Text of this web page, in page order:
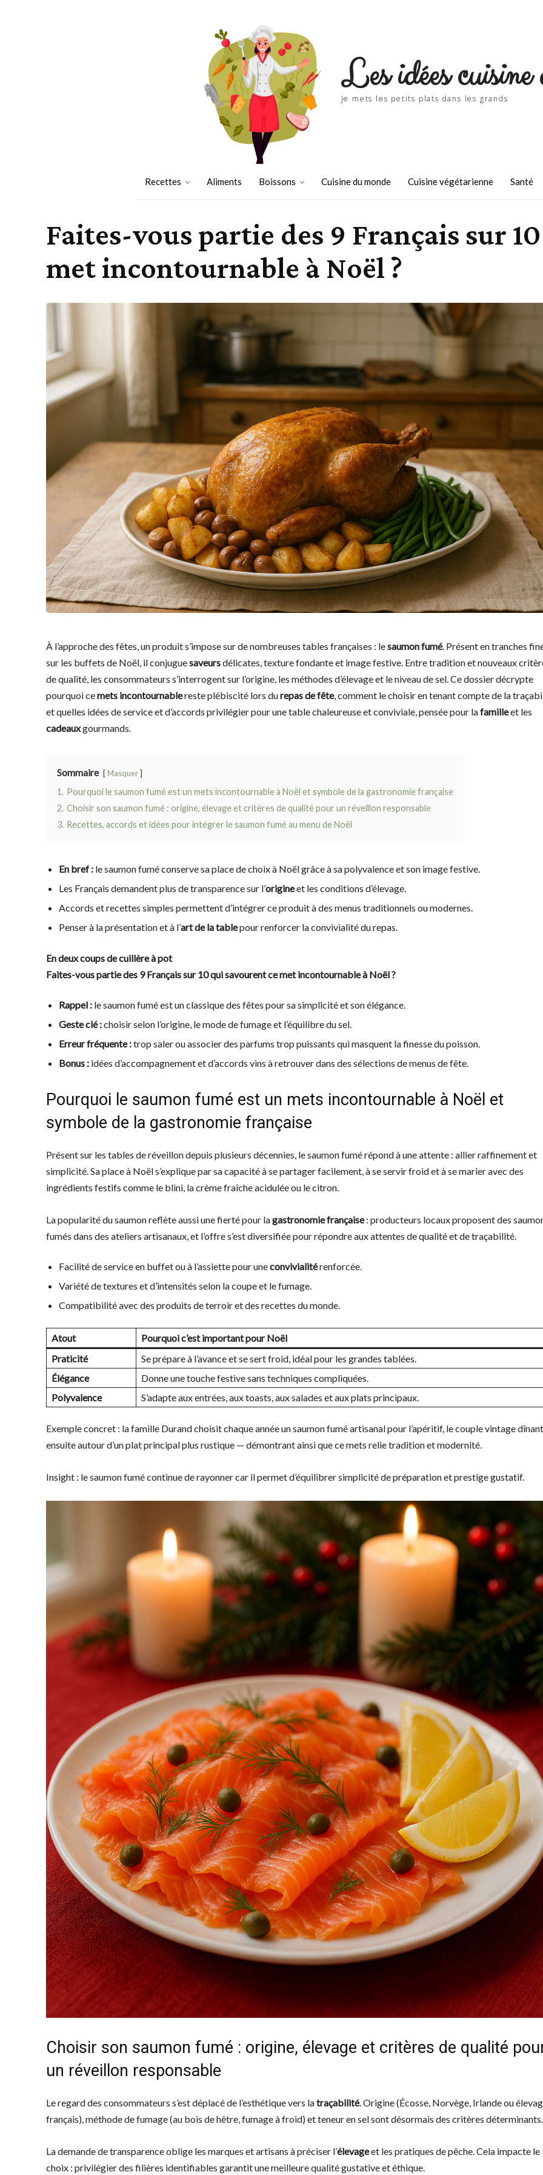
Les idées cuisine
Je mets les petits plats dans les grands
Recettes Aliments Boissons Cuisine du monde Cuisine végétarienne Santé
Faites-vous partie des 9 Français sur
met incontournable à Noël ?
À l’approche des fêtes, un produit s’impose sur de nombreuses tables françaises : lesaumon fumé. Présent en tranches
sur les buffets de Noël, il conjuguesaveursdélicates, texture fondante et image festive. Entre tradition et nouveaux
de qualité, les consommateurs s’interrogent sur l’origine, les méthodes d’élevage et le niveau de sel. Ce dossier décrypte
pourquoi cemets incontournablereste plébiscité lors durepas de fête, comment le choisir en tenant compte de la
et quelles idées de service et d’accords privilégier pour une table chaleureuse et conviviale, pensée pour lafamilleet les
cadeauxgourmands.
Sommaire Masquer
1. Pourquoi le saumon fumé est un mets incontournable à Noël et symbole de la gastronomie française
2. Choisir son saumon fumé : origine, élevage et critères de qualité pour un réveillon responsable
3. Recettes, accords et idées pour intégrer le saumon fumé au menu de Noël
En bref : le saumon fumé conserve sa place de choix à Noël grâce à sa polyvalence et son image festive.
Les Français demandent plus de transparence sur l’origineet les conditions d’élevage.
Accords et recettes simples permettent d’intégrer ce produit à des menus traditionnels ou modernes.
Penser à la présentation et à l’art de la tablepour renforcer la convivialité du repas.
En deux coups de cuillère à pot
Faites-vous partie des 9 Français sur 10 qui savourent ce met incontournable à Noël ?
Rappel : le saumon fumé est un classique des fêtes pour sa simplicité et son élégance.
Geste clé :choisir selon l’origine, le mode de fumage et l’équilibre du sel.
Erreur fréquente :trop saler ou associer des parfums trop puissants qui masquent la finesse du poisson.
Bonus : idées d’accompagnement et d’accords vins à retrouver dans des sélections de menus de fête.
Pourquoi le saumon fumé est un mets incontournable à Noël et
symbole de la gastronomie française
Présent sur les tables de réveillon depuis plusieurs décennies, le saumon fumé répond à une attente : allier raffinement et
simplicité. Sa place à Noël s’explique par sa capacité à se partager facilement, à se servir froid et à se marier avec des
ingrédients festifs comme le blini, la crème fraîche acidulée ou le citron.
La popularité du saumon reflète aussi une fierté pour lagastronomie française: producteurs locaux proposent des
fumés dans des ateliers artisanaux, et l’offre s’est diversifiée pour répondre aux attentes de qualité et de traçabilité.
Facilité de service en buffet ou à l’assiette pour uneconvivialitérenforcée.
Variété de textures et d’intensités selon la coupe et le fumage.
Compatibilité avec des produits de terroir et des recettes du monde.
Atout
Pourquoi c’est important pour Noël
Praticité
Se prépare à l’avance et se sert froid, idéal pour les grandes tablées.
Élégance
Donne une touche festive sans techniques compliquées.
Polyvalence
S’adapte aux entrées, aux toasts, aux salades et aux plats principaux.
Exemple concret : la famille Durand choisit chaque année un saumon fumé artisanal pour l’apéritif, le couple vintage dînant
ensuite autour d’un plat principal plus rustique — démontrant ainsi que ce mets relie tradition et modernité.
Insight : le saumon fumé continue de rayonner car il permet d’équilibrer simplicité de préparation et prestige gustatif.
Choisir son saumon fumé : origine, élevage et critères de qualité
un réveillon responsable
Le regard des consommateurs s’est déplacé de l’esthétique vers latraçabilité. Origine (Écosse, Norvège, Irlande ou
français), méthode de fumage (au bois de hêtre, fumage à froid) et teneur en sel sont désormais des critères déterminants.
La demande de transparence oblige les marques et artisans à préciser l’élevageet les pratiques de pêche. Cela impacte le
choix : privilégier des filières identifiables garantit une meilleure qualité gustative et éthique.